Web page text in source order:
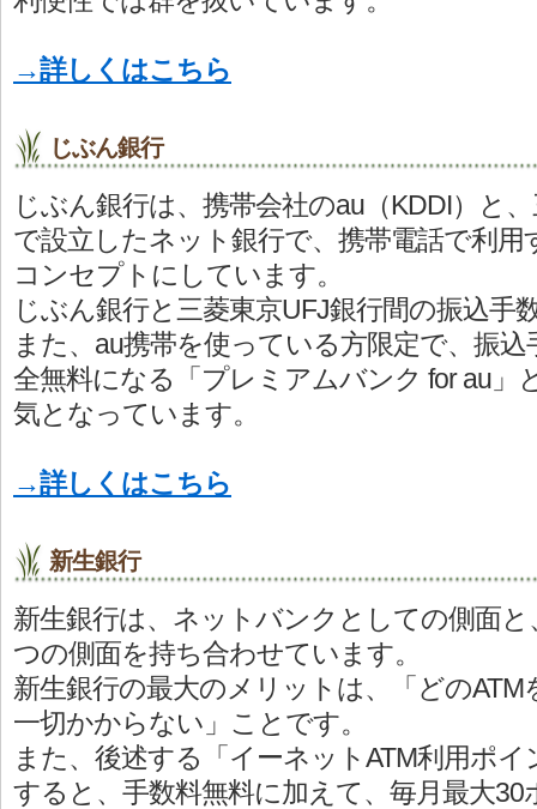
→詳しくはこちら
じぶん銀行
じぶん銀行は、携帯会社のau（KDDI）と
で設立したネット銀行で、携帯電話で利
コンセプトにしています。
じぶん銀行と三菱東京UFJ銀行間の振込手
また、au携帯を使っている方限定で、振込
全無料になる「プレミアムバンク for au」
気となっています。
→詳しくはこちら
新生銀行
新生銀行は、ネットバンクとしての側面
つの側面を持ち合わせています。
新生銀行の最大のメリットは、「どの
一切かからない」ことです。
また、後述する「イーネットATM利用ポ
すると、手数料無料に加えて、毎月最大